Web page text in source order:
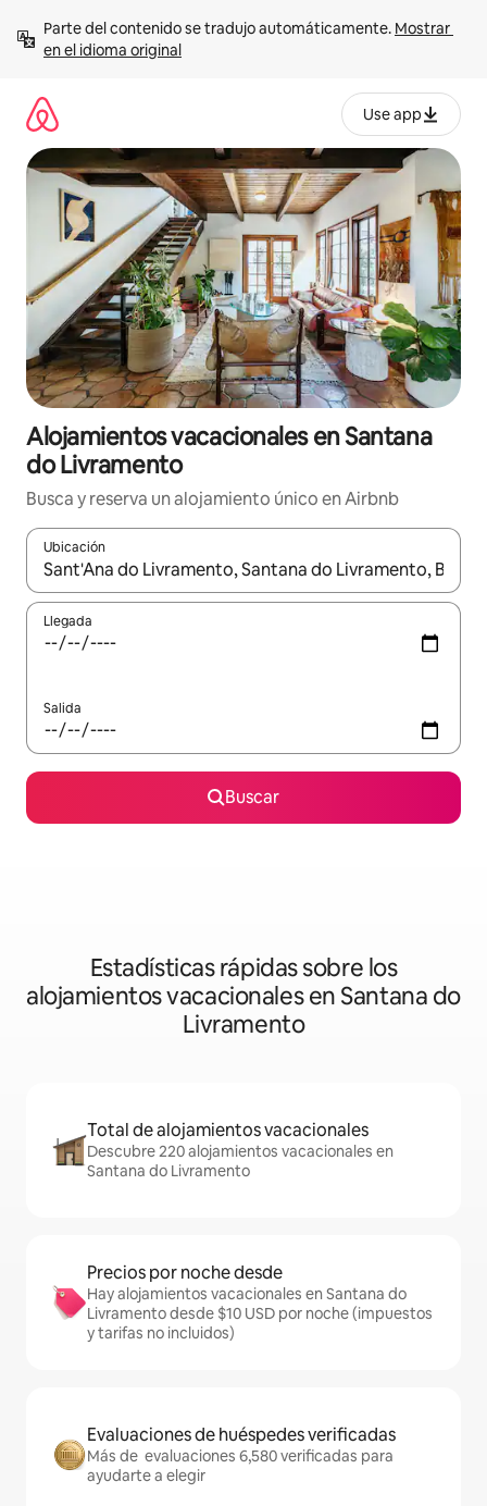
contenido
Parte del contenido se tradujo automáticamente. Mostrar
en el idioma original
Use app
Alojamientos vacacionales en Santana
do Livramento
Busca y reserva un alojamiento único en Airbnb
Ubicación
Cuando los resultados estén disponibles, podrás navegar
Llegada
Salida
Buscar
Estadísticas rápidas sobre los
alojamientos vacacionales en Santana do
Livramento
Total de alojamientos vacacionales
Descubre 220 alojamientos vacacionales en
Santana do Livramento
Precios por noche desde
Hay alojamientos vacacionales en Santana do
Livramento desde $10 USD por noche (impuestos
y tarifas no incluidos)
Evaluaciones de huéspedes verificadas
Más de evaluaciones 6,580 verificadas para
ayudarte a elegir